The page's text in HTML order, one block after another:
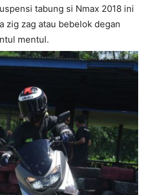
tabung si Nmax 2018 ini
zig zag atau bebelok degan
mentul.